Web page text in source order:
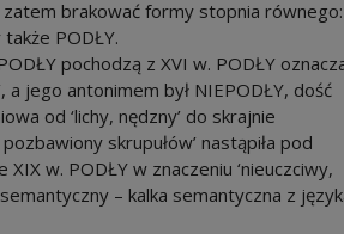
brakować formy stopnia równego:
PODŁY.
pochodzą z XVI w. PODŁY
a jego antonimem był NIEPODŁY, dość
od ‘lichy, nędzny’ do skrajnie
skrupułów’ nastąpiła pod
w. PODŁY w znaczeniu ‘nieuczciwy,
– kalka semantyczna z